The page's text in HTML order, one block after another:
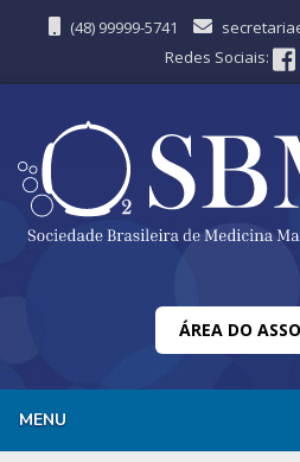
(48) 99999-5741
Redes Sociais:
ÁREA DO
MENU